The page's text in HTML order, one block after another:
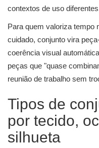
contextos de uso
Para quem valoriza tempo
cuidado, conjunto vira
coerência visual
peças que "quase
reunião de trabalho sem
Tipos de
por tecido,
silhueta